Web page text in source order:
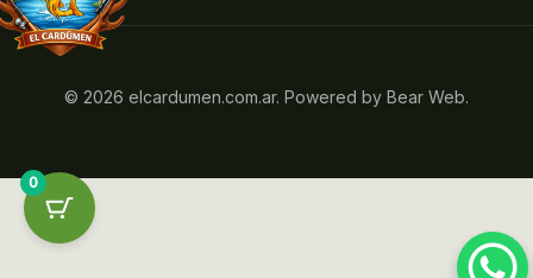
© 2026 elcardumen.com.ar. Powered by Bear Web.
0